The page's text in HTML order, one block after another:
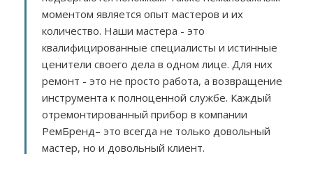
моментом является опыт мастеров и их
количество. Наши мастера - это
квалифицированные специалисты и истинные
ценители своего дела в одном лице. Для них
ремонт - это не просто работа, а возвращение
инструмента к полноценной службе. Каждый
отремонтированный прибор в компании
РемБренд– это всегда не только довольный
мастер, но и довольный клиент.